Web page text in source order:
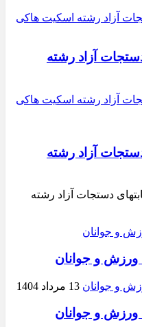
آزاد رشته
آزاد رشته
دستجات آزاد رشته
ورزش و جوانان
13 مرداد 1404
ورزش و جوانان